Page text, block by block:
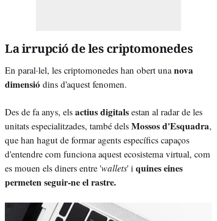
La irrupció de les criptomonedes
En paral·lel, les criptomonedes han obert unanova
dimensió dins d'aquest fenomen.
Des de fa anys, els actius digitals estan al radar de les
unitats especialitzades, també dels Mossos d'Esquadra,
que han hagut de formar agents específics capaços
d'entendre com funciona aquest ecosistema virtual, com
es mouen els diners entre 'wallets' i quines eines
permeten seguir-ne el rastre.